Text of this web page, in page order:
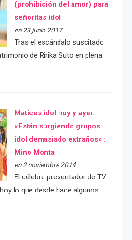
(prohibición del amor) para
señoritas idol
en 23 junio 2017
Tras el escándalo suscitado
de Ririka Suto en plena
Matices idol hoy y ayer.
«Están surgiendo grupos
idol demasiado extraños» :
Mino Monta
en 2 noviembre 2014
El célebre presentador de TV
lo que desde hace algunos